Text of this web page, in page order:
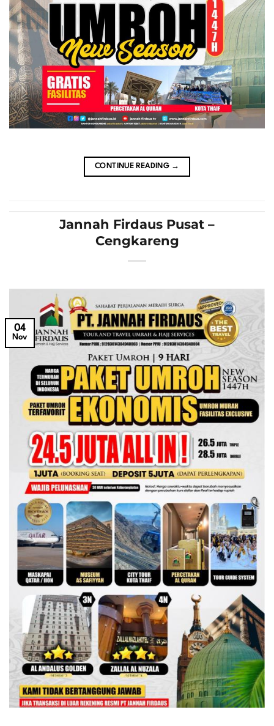
CONTINUE READING →
Jannah Firdaus Pusat –
Cengkareng
04
Nov